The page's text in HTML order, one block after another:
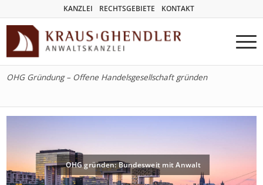
KANZLEI RECHTSGEBIETE KONTAKT
OHG Gründung – Offene Handelsgesellschaft gründen
OHG gründen: Bundesweit mit Anwalt